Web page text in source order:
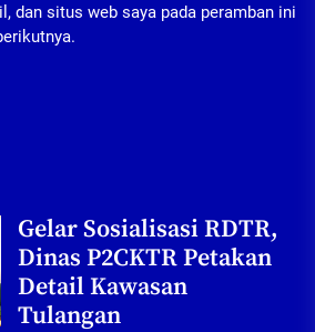
dan situs web saya pada peramban ini
Gelar Sosialisasi RDTR,
Dinas P2CKTR Petakan
Detail Kawasan
Tulangan